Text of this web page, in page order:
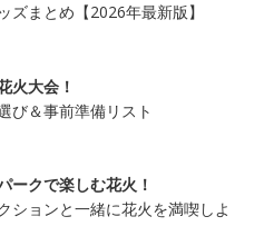
ズまとめ【2026年最新版】
火大会！
び＆事前準備リスト
ークで楽しむ花火！
ションと一緒に花火を満喫しよ